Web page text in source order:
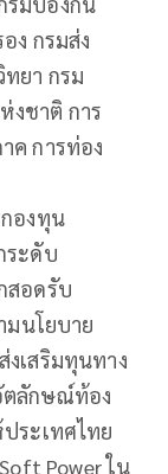
ง กรมส่ง
ยา กรม
งชาติ การ
ค การท่อง
องทุน
ระดับ
สอดรับ
มนโยบาย
งเสริมทุนทาง
ตลักษณ์ท้อง
ระเทศไทย
Power ใน